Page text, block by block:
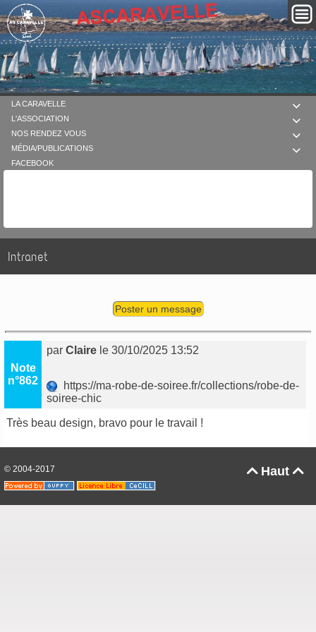

LA CARAVELLE

L'ASSOCIATION

NOS RENDEZ VOUS

MÉDIA/PUBLICATIONS
FACEBOOK
Intranet
Poster un message
Note
n°862
parClaire le 30/10/2025 13:52
https://ma-robe-de-soiree.fr/collections/robe-de-
soiree-chic
Très beau design, bravo pour le travail !
Haut 
© 2004-2017